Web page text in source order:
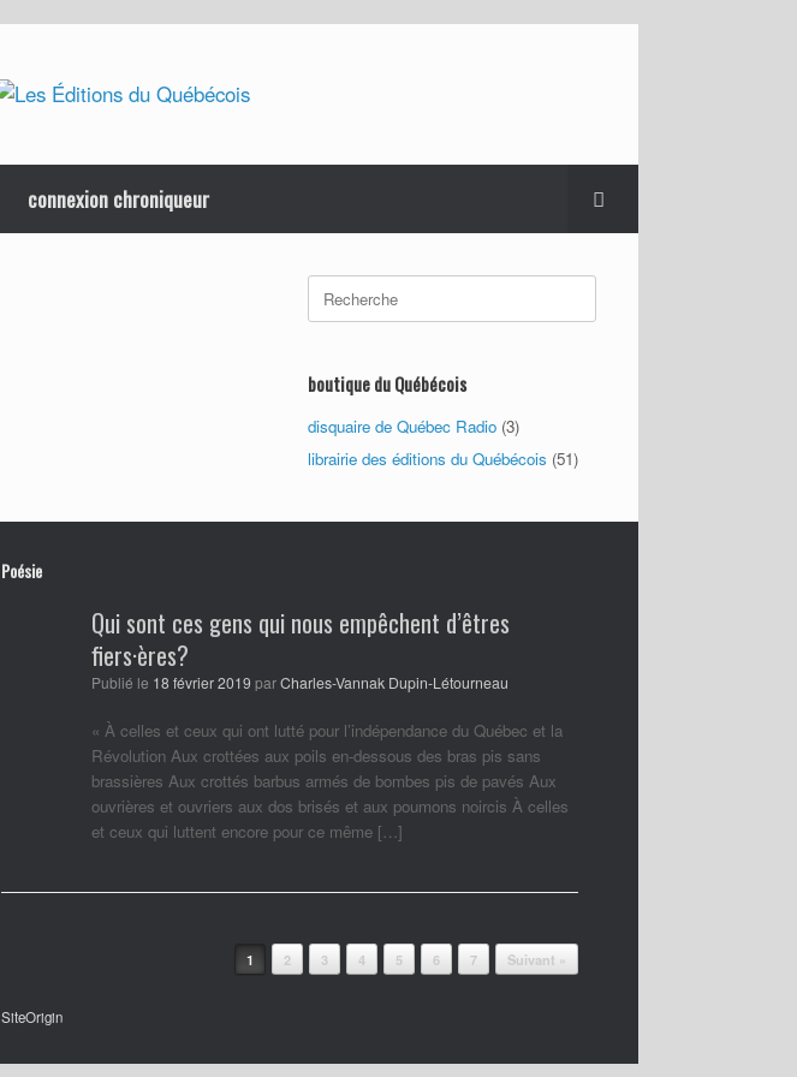
connexion chroniqueur
Search
for:
boutique du Québécois
disquaire de Québec Radio (3)
librairie des éditions du Québécois (51)
Poésie
Qui sont ces gens qui nous empêchent d’êtres
fiers·ères?
Publié le 18 février 2019 parCharles-Vannak Dupin-Létourneau
« À celles et ceux qui ont lutté pour l’indépendance du Québec et la
Révolution Aux crottées aux poils en-dessous des bras pis sans
brassières Aux crottés barbus armés de bombes pis de pavés Aux
ouvrières et ouvriers aux dos brisés et aux poumons noircis À celles
et ceux qui luttent encore pour ce même […]
1 2 3 4 5 6 7 Suivant »
SiteOrigin